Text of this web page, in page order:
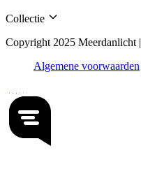
Collectie
Copyright 2025 Meerdanlicht |
Algemene voorwaarden